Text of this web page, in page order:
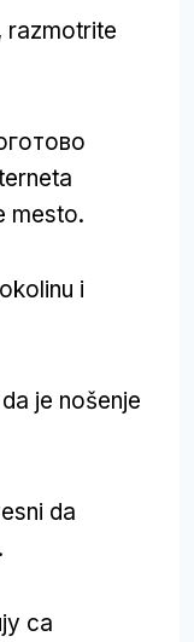
razmotrite
mesto.
i
je nošenje
da
са